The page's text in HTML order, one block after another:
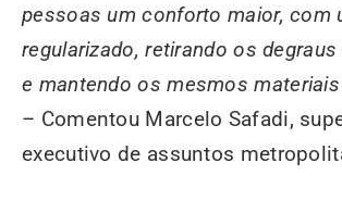
pessoas um conforto maior, com
regularizado, retirando os
e mantendo os mesmos materiais
– Comentou Marcelo Safadi,
executivo de assuntos